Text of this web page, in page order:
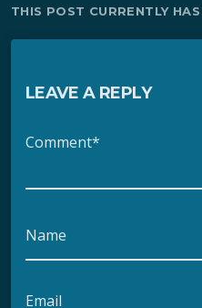
THIS POST CURRENTLY
LEAVE A REPLY
Comment*
Name
Email